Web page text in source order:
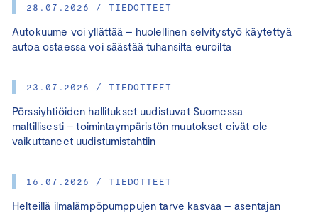
28.07.2026 / TIEDOTTEET
Autokuume voi yllättää – huolellinen selvitystyö käytettyä
autoa ostaessa voi säästää tuhansilta euroilta
23.07.2026 / TIEDOTTEET
Pörssiyhtiöiden hallitukset uudistuvat Suomessa
maltillisesti – toimintaympäristön muutokset eivät ole
vaikuttaneet uudistumistahtiin
16.07.2026 / TIEDOTTEET
Helteillä ilmalämpöpumppujen tarve kasvaa – asentajan